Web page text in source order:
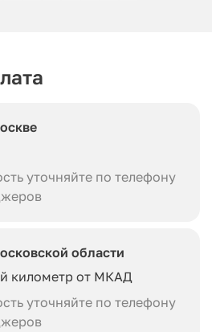
уточняйте по телефону
области
километр от МКАД
уточняйте по телефону